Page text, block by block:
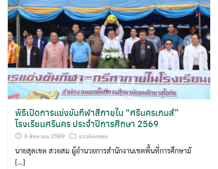
พิธีเปิดการแข่งขันกีฬาสีภายใน “ศรีนครเกมส์”
โรงเรียนศรีนคร ประจำปีการศึกษา 2569
6 สิงหาคม 2569 ข่าวกิจกรรม
นายสุดเขต สวยสม ผู้อำนวยการสำนักงานเขตพื้นที่การศึกษามั
[…]